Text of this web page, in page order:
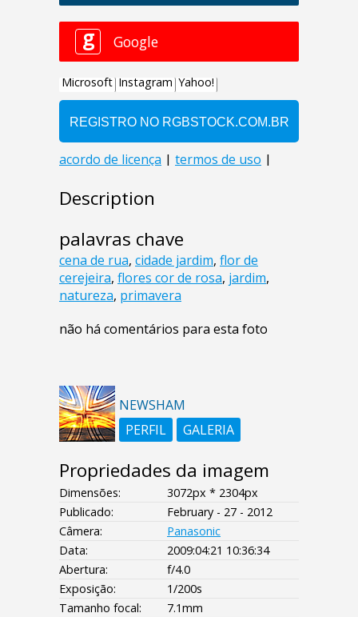
Description
palavras chave
cena de rua, cidade jardim, flor de
cerejeira, flores cor de rosa, jardim,
natureza, primavera
não há comentários para esta foto
NEWSHAM
PERFIL
GALERIA
Propriedades da imagem
Dimensões:
3072px * 2304px
Publicado:
February - 27 - 2012
Câmera:
Panasonic
Data:
2009:04:21 10:36:34
Abertura:
f/4.0
Exposição:
1/200s
Tamanho focal:
7.1mm